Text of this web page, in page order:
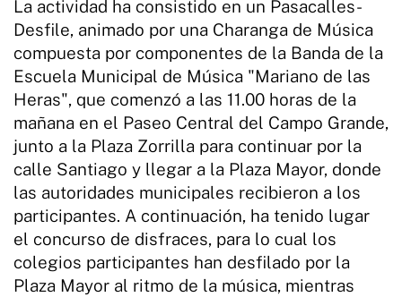
La actividad ha consistido en un Pasacalles-
Desfile, animado por una Charanga de Música
compuesta por componentes de la Banda de la
Escuela Municipal de Música "Mariano de las
Heras", que comenzó a las 11.00 horas de la
mañana en el Paseo Central del Campo Grande,
junto a la Plaza Zorrilla para continuar por la
calle Santiago y llegar a la Plaza Mayor, donde
las autoridades municipales recibieron a los
participantes. A continuación, ha tenido lugar
el concurso de disfraces, para lo cual los
colegios participantes han desfilado por la
Plaza Mayor al ritmo de la música, mientras